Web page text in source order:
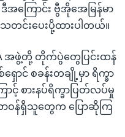
အကြောင်း ဗွီအိုအေမြန်မာ
င်းပေးပို့ထားပါတယ်။
အဖွဲ့တို့ တိုက်ပွဲတွေပြင်းထန်
ာင် စခန်းတချို့မှာ ရိက္ခာ
စားနပ်ရိက္ခာပြတ်လပ်မှု
ဝန်ရှိသူတွေက ပြောဆိုကြ